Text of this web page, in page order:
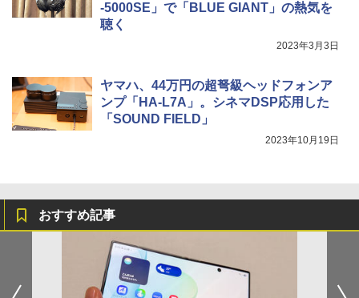
-5000SE」で「BLUE GIANT」の熱気を
聴く
2023年3月3日
ヤマハ、44万円の超弩級ヘッドフォンア
ンプ「HA-L7A」。シネマDSP応用した
「SOUND FIELD」
2023年10月19日
おすすめ記事